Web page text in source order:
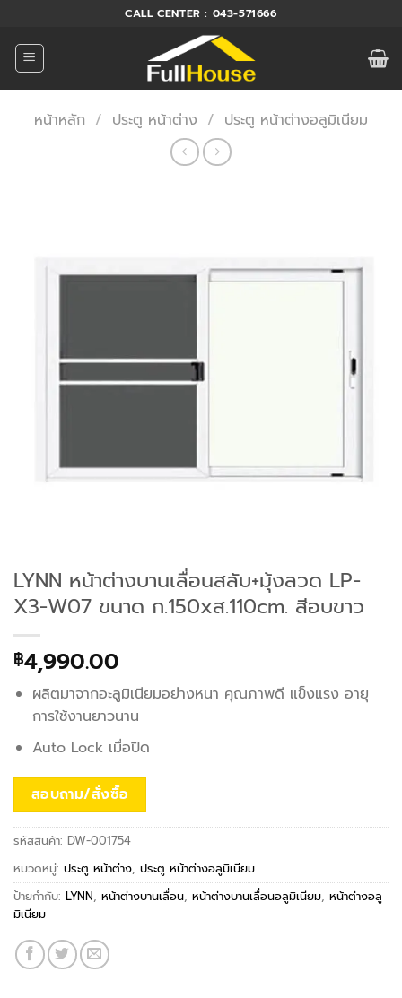
ยัง
เนื้อหา
CALL CENTER : 043-571666
หน้าหลัก / ประตู หน้าต่าง / ประตู หน้าต่างอลูมิเนียม
LYNN หน้าต่างบานเลื่อนสลับ+มุ้งลวด LP-
X3-W07 ขนาด ก.150xส.110cm. สีอบขาว
฿4,990.00
ผลิตมาจากอะลูมิเนียมอย่างหนา คุณภาพดี แข็งแรง อายุ
การใช้งานยาวนาน
Auto Lock เมื่อปิด
สอบถาม/สั่งซื้อ
รหัสสินค้า: DW-001754
หมวดหมู่: ประตู หน้าต่าง, ประตู หน้าต่างอลูมิเนียม
ป้ายกำกับ: LYNN, หน้าต่างบานเลื่อน, หน้าต่างบานเลื่อนอลูมิเนียม, หน้าต่างอลู
มิเนียม